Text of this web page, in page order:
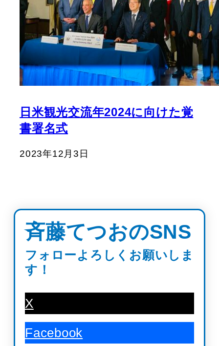
日米観光交流年2024に向けた覚
書署名式
2023年12月3日
斉藤てつおのSNS
フォローよろしくお願いしま
す！
X
Facebook